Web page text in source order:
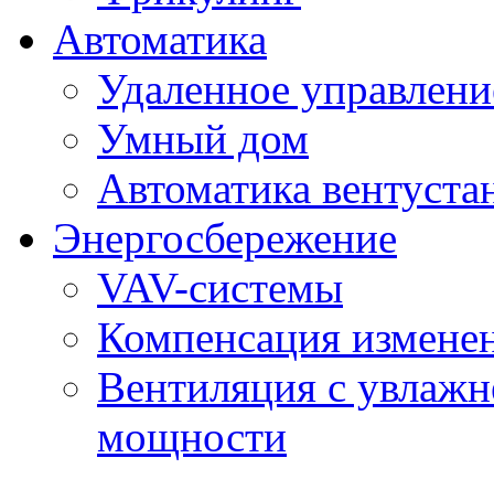
Автоматика
Удаленное
Умный дом
Автоматика
Энергосбережение
VAV-системы
Компенсация
Вентиляция с
мощности